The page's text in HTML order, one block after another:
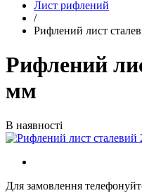
Лист рифлений
/
Рифлений лист
Рифлений
мм
В наявності
Для замовлення